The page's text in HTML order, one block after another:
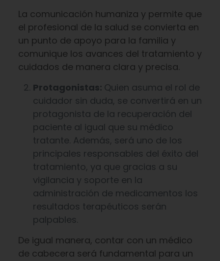
La comunicación humaniza y permite que
el profesional de la salud se convierta en
un punto de apoyo para la familia y
comunique los avances del tratamiento y
cuidados de manera clara y precisa.
Protagonistas: Quien asuma el rol de
cuidador sin duda, se convertirá en un
protagonista de la recuperación del
paciente al igual que su médico
tratante. Además, será uno de los
principales responsables del éxito del
tratamiento, ya que gracias a su
vigilancia y soporte en la
administración de medicamentos los
resultados terapéuticos serán
palpables.
De igual manera, contar con un médico
de cabecera será fundamental para un